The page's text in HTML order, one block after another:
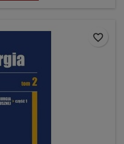
favorite_border